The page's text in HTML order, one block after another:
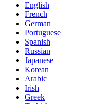
English
French
German
Portuguese
Spanish
Russian
Japanese
Korean
Arabic
Irish
Greek